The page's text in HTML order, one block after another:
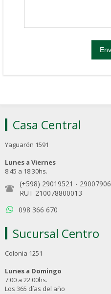
Casa Central
Yaguarón 1591
Lunes a Viernes
8:45 a 18:30hs.
(+598) 29019521 - 29007906
RUT 210078800013
098 366 670
Sucursal Centro
Colonia 1251
Lunes a Domingo
7:00 a 22:00hs.
Los 365 días del año